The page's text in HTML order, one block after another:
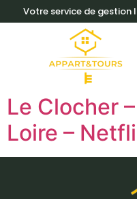
Votre service de gestion
Le Clocher
Loire –